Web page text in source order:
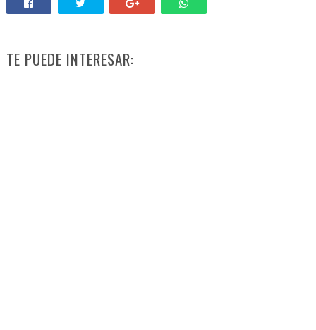
TE PUEDE INTERESAR: